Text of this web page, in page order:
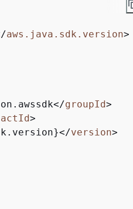
aws.java.sdk.version>
</groupId>
>
</version>